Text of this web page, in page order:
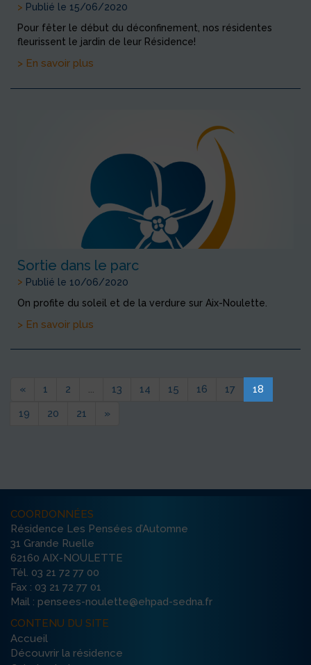
> Publié le 15/06/2020
Pour fêter le début du déconfinement, nos résidentes
fleurissent le jardin de leur Résidence!
> En savoir plus
Sortie dans le parc
> Publié le 10/06/2020
On profite du soleil et de la verdure sur Aix-Noulette.
> En savoir plus
« 1 2 ... 13 14 15 16 17
18
19
20 21 »
COORDONNÉES
Résidence Les Pensées d’Automne
31 Grande Ruelle
62160 AIX-NOULETTE
Tél. 03 21 72 77 00
Fax : 03 21 72 77 01
Mail : pensees-noulette@ehpad-sedna.fr
CONTENU DU SITE
Accueil
Découvrir la résidence